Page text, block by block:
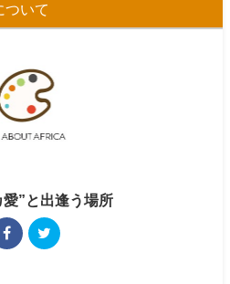
ついて
愛”と出逢う場所